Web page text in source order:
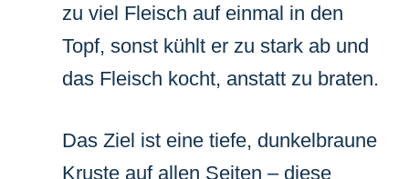
zu viel Fleisch auf einmal in den
Topf, sonst kühlt er zu stark ab und
das Fleisch kocht, anstatt zu braten.
Das Ziel ist eine tiefe, dunkelbraune
Kruste auf allen Seiten – diese